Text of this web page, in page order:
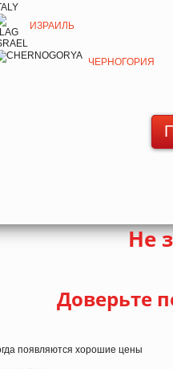
ИЗРАИЛЬ
ЧЕРНОГОРИЯ
Не
Доверьте
появляются хорошие цены